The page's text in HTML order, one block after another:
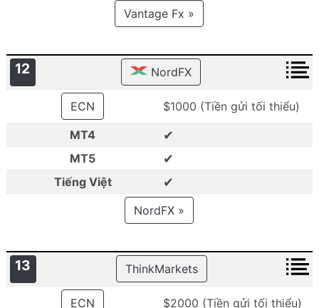
Vantage Fx »
12 NordFX
ECN
$1000 (Tiền gửi tối thiểu)
MT4
✔
MT5 ✔
Tiếng Việt ✔
NordFX »
13 ThinkMarkets
ECN
$2000 (Tiền gửi tối thiểu)